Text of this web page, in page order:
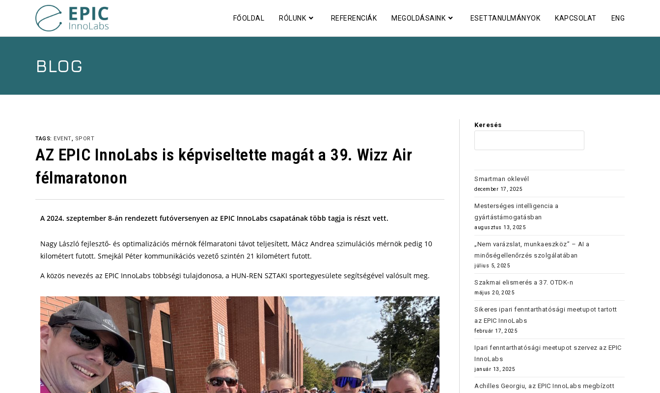
FŐOLDAL RÓLUNK REFERENCIÁK MEGOLDÁSAINK ESETTANULMÁNYOK KAPCSOLAT ENG
BLOG
TAGS: EVENT, SPORT
AZ EPIC InnoLabs is képviseltette magát a 39. Wizz Air
félmaratonon
A 2024. szeptember 8-án rendezett futóversenyen az EPIC InnoLabs csapatának több tagja is részt vett.
Nagy László fejlesztő- és optimalizációs mérnök félmaratoni távot teljesített, Mácz Andrea szimulációs mérnök pedig 10
kilométert futott. Smejkál Péter kommunikációs vezető szintén 21 kilométert futott.
A közös nevezés az EPIC InnoLabs többségi tulajdonosa, a HUN-REN SZTAKI sportegyesülete segítségével valósult meg.
Keresés
Smartman oklevél
december 17, 2025
Mesterséges intelligencia a
gyártástámogatásban
augusztus 13, 2025
„Nem varázslat, munkaeszköz” – AI a
minőségellenőrzés szolgálatában
július 5, 2025
Szakmai elismerés a 37. OTDK-n
május 20, 2025
Sikeres ipari fenntarthatósági meetupot tartott
az EPIC InnoLabs
február 17, 2025
Ipari fenntarthatósági meetupot szervez az EPIC
InnoLabs
január 13, 2025
Achilles Georgiu, az EPIC InnoLabs megbízott